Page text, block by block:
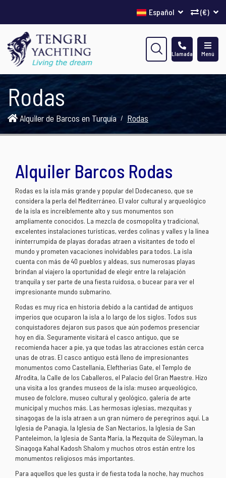
(€)
Español
Menú
Llamada
Rodas
Alquiler de Barcos en Turquía Rodas
Alquiler Barcos Rodas
Rodas es la isla más grande y popular del Dodecaneso, que se
considera la perla del Mediterráneo. El valor cultural y arqueológico
de la isla es increíblemente alto y sus monumentos son
ampliamente conocidos. La mezcla de cosmopolita y tradicional,
excelentes instalaciones turísticas, verdes colinas y valles y la línea
ininterrumpida de playas doradas atraen a visitantes de todo el
mundo y prometen vacaciones inolvidables para todos. La isla
cuenta con más de 40 pueblos y aldeas, sus numerosas playas
brindan al viajero la oportunidad de elegir entre la relajación
tranquila y ser parte de una fiesta ruidosa, o bucear para ver el
impresionante mundo submarino.
Rodas es muy rica en historia debido a la cantidad de antiguos
imperios que ocuparon la isla a lo largo de los siglos. Todos sus
conquistadores dejaron sus pasos que aún podemos presenciar
hoy en día. Seguramente visitará el casco antiguo, que se
recomienda hacer a pie, ya que todas las atracciones están cerca
unas de otras. El casco antiguo está lleno de impresionantes
monumentos como Castellania, Eleftherias Gate, el Templo de
Afrodita, la Calle de los Caballeros, el Palacio del Gran Maestre. Hizo
una visita a los grandes museos de la isla: museo arqueológico,
museo de folclore, museo cultural y geológico, galería de arte
municipal y muchos más. Las hermosas iglesias, mezquitas y
sinagogas de la isla atraen a un gran número de peregrinos aquí. La
Iglesia de Panagia, la Iglesia de San Nectarios, la Iglesia de San
Panteleimon, la Iglesia de Santa María, la Mezquita de Süleyman, la
Sinagoga Kahal Kadosh Shalom y muchos otros están entre los
monumentos religiosos más importantes.
Para aquellos que les gusta ir de fiesta toda la noche, hay muchos